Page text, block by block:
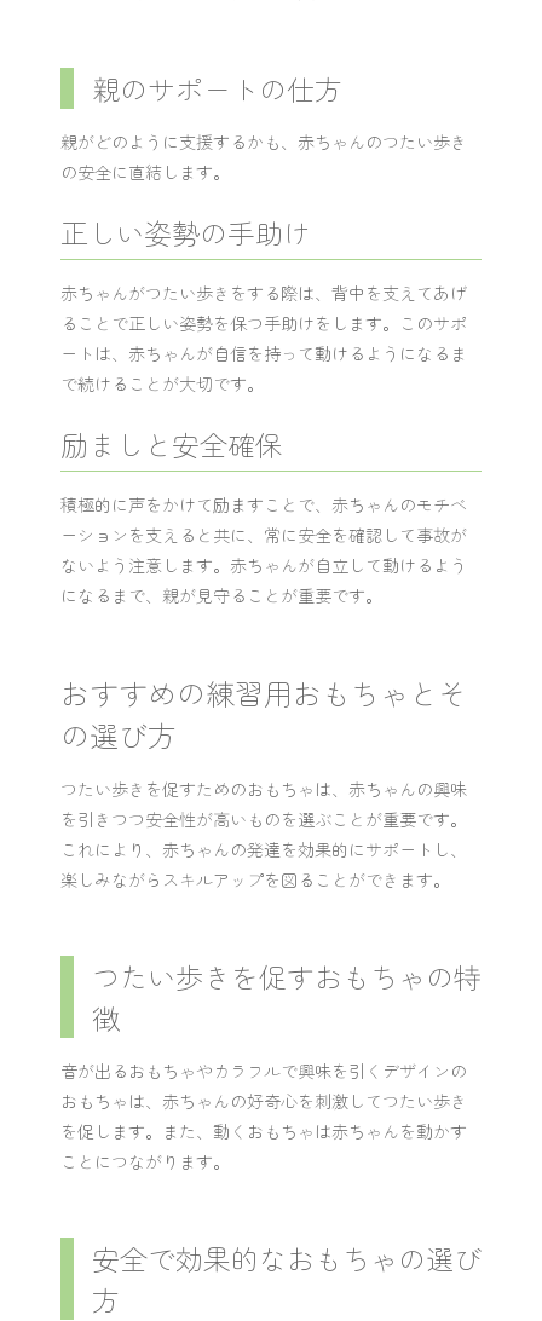
親のサポートの仕方
親がどのように支援するかも、赤ちゃんのつたい歩き
の安全に直結します。
正しい姿勢の手助け
赤ちゃんがつたい歩きをする際は、背中を支えてあげ
ることで正しい姿勢を保つ手助けをします。このサポ
ートは、赤ちゃんが自信を持って動けるようになるま
で続けることが大切です。
励ましと安全確保
積極的に声をかけて励ますことで、赤ちゃんのモチベ
ーションを支えると共に、常に安全を確認して事故が
ないよう注意します。赤ちゃんが自立して動けるよう
になるまで、親が見守ることが重要です。
おすすめの練習用おもちゃとそ
の選び方
つたい歩きを促すためのおもちゃは、赤ちゃんの興味
を引きつつ安全性が高いものを選ぶことが重要です。
これにより、赤ちゃんの発達を効果的にサポートし、
楽しみながらスキルアップを図ることができます。
つたい歩きを促すおもちゃの特
徴
音が出るおもちゃやカラフルで興味を引くデザインの
おもちゃは、赤ちゃんの好奇心を刺激してつたい歩き
を促します。また、動くおもちゃは赤ちゃんを動かす
ことにつながります。
安全で効果的なおもちゃの選び
方